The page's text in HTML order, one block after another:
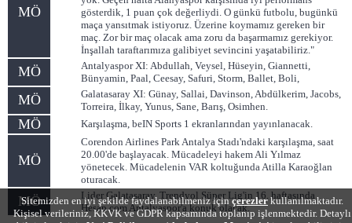
MÖ
gösterdik, 1 puan çok değerliydi. O günkü futbolu, bugünkü
maça yansıtmak istiyoruz. Üzerine koymamız gereken bir
maç. Zor bir maç olacak ama zoru da başarmamız gerekiyor.
İnşallah taraftarımıza galibiyet sevincini yaşatabiliriz."
MÖ
Antalyaspor XI: Abdullah, Veysel, Hüseyin, Giannetti,
Bünyamin, Paal, Ceesay, Safuri, Storm, Ballet, Boli,
MÖ
Galatasaray XI: Günay, Sallai, Davinson, Abdülkerim, Jacobs,
Torreira, İlkay, Yunus, Sane, Barış, Osimhen.
MÖ Karşılaşma, beIN Sports 1 ekranlarından yayınlanacak.
MÖ
Corendon Airlines Park Antalya Stadı'ndaki karşılaşma, saat
20.00'de başlayacak. Mücadeleyi hakem Ali Yılmaz
yönetecek. Mücadelenin VAR koltuğunda Atilla Karaoğlan
oturacak.
MÖ
Lider Galatasaray, Trendyol Süper Lig'in 16. haftasında
Hesap.com Antalyaspor'a konuk olacak.
Sitemizden en iyi şekilde faydalanabilmeniz içinçerezler kullanılmaktadır.
Kişisel verileriniz, KKVK ve GDPR kapsamında toplanıp işlenmektedir. Detaylı